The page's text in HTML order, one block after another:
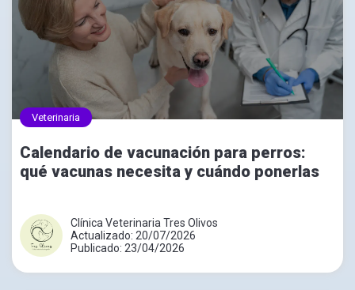
Veterinaria
Calendario de vacunación para perros:
qué vacunas necesita y cuándo ponerlas
Clínica Veterinaria Tres Olivos
Actualizado: 20/07/2026
Publicado: 23/04/2026